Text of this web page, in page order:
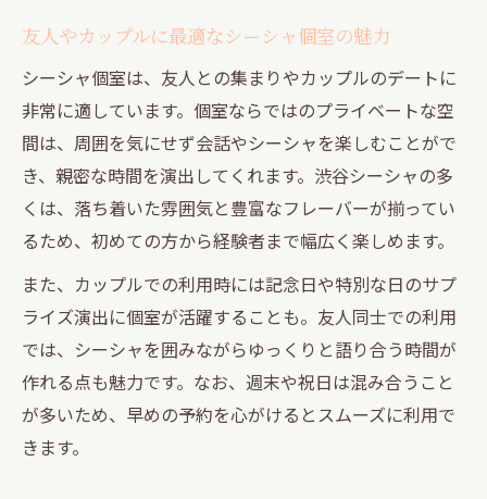
友人やカップルに最適なシーシャ個室の魅力
シーシャ個室は、友人との集まりやカップルのデートに
非常に適しています。個室ならではのプライベートな空
間は、周囲を気にせず会話やシーシャを楽しむことがで
き、親密な時間を演出してくれます。渋谷シーシャの多
くは、落ち着いた雰囲気と豊富なフレーバーが揃ってい
るため、初めての方から経験者まで幅広く楽しめます。
また、カップルでの利用時には記念日や特別な日のサプ
ライズ演出に個室が活躍することも。友人同士での利用
では、シーシャを囲みながらゆっくりと語り合う時間が
作れる点も魅力です。なお、週末や祝日は混み合うこと
が多いため、早めの予約を心がけるとスムーズに利用で
きます。